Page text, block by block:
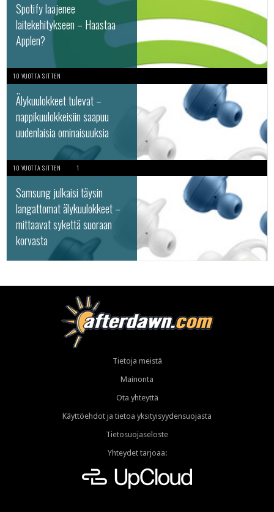
Spotify laajenee
laitekehitykseen – Haastaa
Applen?
10 VUOTTA SITTEN
Älykuulokkeet tulevat –
nappikuulokkeisiin saapuu
uudenlaisia ominaisuuksia
10 VUOTTA SITTEN 1
Samsung julkaisi täysin
langattomat älykuulokkeet –
mittaavat sykettä suoraan
korvasta
Tietoja meistä
Mainonta
Ota yhteyttä
Käyttöehdot ja tietoa yksityisyydensuojasta
Tietosuojaseloste
Yhteydet tarjoaa: